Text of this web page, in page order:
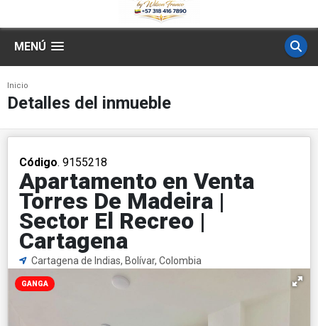
MENÚ
Inicio
Detalles del inmueble
Código. 9155218
Apartamento en Venta
Torres De Madeira |
Sector El Recreo |
Cartagena
Cartagena de Indias, Bolívar, Colombia
GANGA